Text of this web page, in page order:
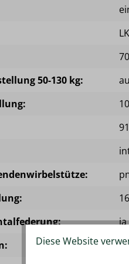
50-130 kg:
ja
Diese Website